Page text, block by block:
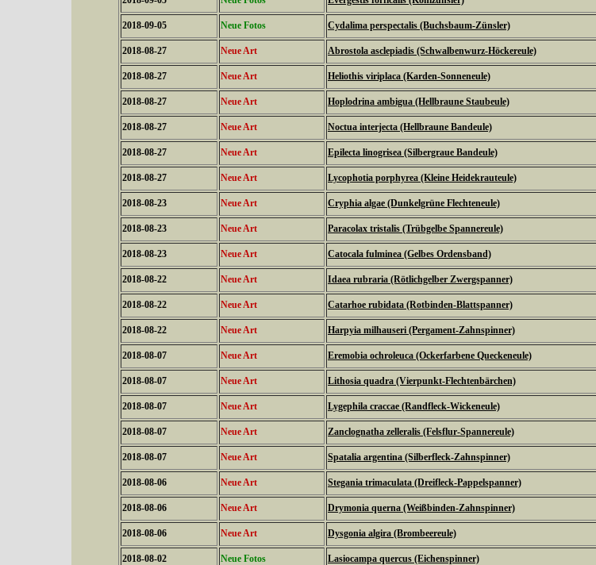
2018-09-05 Neue Fotos Cydalima perspectalis (Buchsbaum-Zünsler)
2018-08-27 Neue Art Abrostola asclepiadis (Schwalbenwurz-Höckereule)
2018-08-27 Neue Art Heliothis viriplaca (Karden-Sonneneule)
2018-08-27 Neue Art Hoplodrina ambigua (Hellbraune Staubeule)
2018-08-27 Neue Art Noctua interjecta (Hellbraune Bandeule)
2018-08-27 Neue Art Epilecta linogrisea (Silbergraue Bandeule)
2018-08-27 Neue Art Lycophotia porphyrea (Kleine Heidekrauteule)
2018-08-23 Neue Art Cryphia algae (Dunkelgrüne Flechteneule)
2018-08-23 Neue Art Paracolax tristalis (Trübgelbe Spannereule)
2018-08-23 Neue Art Catocala fulminea (Gelbes Ordensband)
2018-08-22 Neue Art Idaea rubraria (Rötlichgelber Zwergspanner)
2018-08-22 Neue Art Catarhoe rubidata (Rotbinden-Blattspanner)
2018-08-22 Neue Art Harpyia milhauseri (Pergament-Zahnspinner)
2018-08-07 Neue Art Eremobia ochroleuca (Ockerfarbene Queckeneule)
2018-08-07 Neue Art Lithosia quadra (Vierpunkt-Flechtenbärchen)
2018-08-07 Neue Art Lygephila craccae (Randfleck-Wickeneule)
2018-08-07 Neue Art Zanclognatha zelleralis (Felsflur-Spannereule)
2018-08-07 Neue Art Spatalia argentina (Silberfleck-Zahnspinner)
2018-08-06 Neue Art Stegania trimaculata (Dreifleck-Pappelspanner)
2018-08-06 Neue Art Drymonia querna (Weißbinden-Zahnspinner)
2018-08-06 Neue Art Dysgonia algira (Brombeereule)
2018-08-02 Neue Fotos Lasiocampa quercus (Eichenspinner)